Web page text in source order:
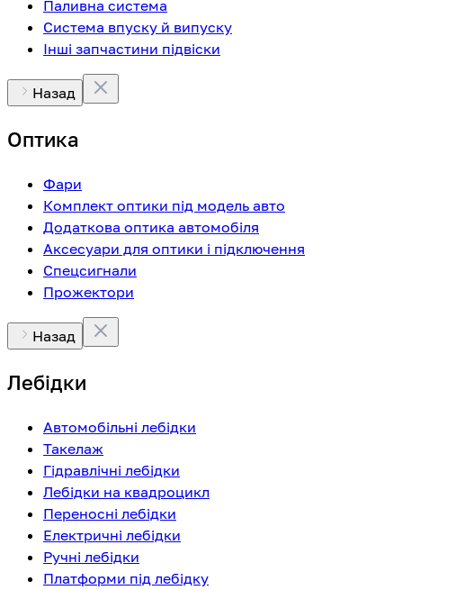
Паливна система
Система впуску й випуску
Інші запчастини підвіски
Назад
Оптика
Фари
Комплект оптики під модель авто
Додаткова оптика автомобіля
Аксесуари для оптики і підключення
Спецсигнали
Прожектори
Назад
Лебідки
Автомобільні лебідки
Такелаж
Гідравлічні лебідки
Лебідки на квадроцикл
Переносні лебідки
Електричні лебідки
Ручні лебідки
Платформи під лебідку